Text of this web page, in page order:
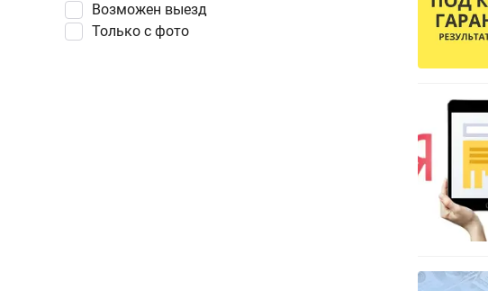
Возможен выезд
Только с фото